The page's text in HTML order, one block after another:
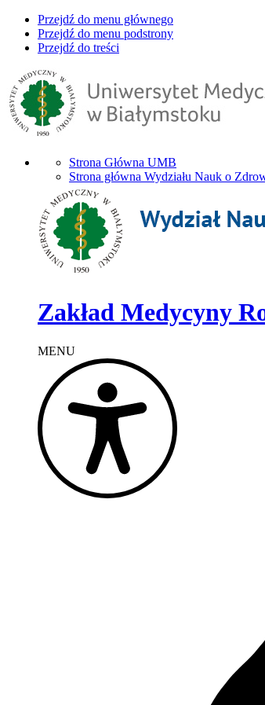
Przejdź do menu głównego
Przejdź do menu podstrony
Przejdź do treści
Strona Główna UMB
Strona główna Wydziału Nauk o
Zakład Medycyny
MENU